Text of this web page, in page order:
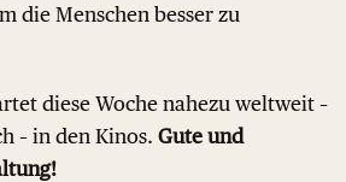
die Menschen besser zu
diese Woche nahezu weltweit –
– in den Kinos. Gute und